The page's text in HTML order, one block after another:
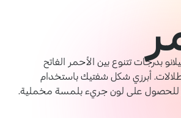
بدرجات تتنوع بين الأحمر الفاتح
أبرزي شكل شفتيك باستخدام
للحصول على لون جريء بلمسة مخملية.